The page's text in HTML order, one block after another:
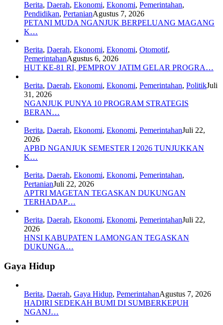
Berita, Daerah, Ekonomi, Ekonomi, Pemerintahan,
Pendidikan, PertanianAgustus 7, 2026
PETANI MUDA NGANJUK BERPELUANG MAGANG
K…
Berita, Daerah, Ekonomi, Ekonomi, Otomotif,
PemerintahanAgustus 6, 2026
HUT KE-81 RI, PEMPROV JATIM GELAR PROGRA…
Berita, Daerah, Ekonomi, Ekonomi, Pemerintahan, PolitikJuli
31, 2026
NGANJUK PUNYA 10 PROGRAM STRATEGIS
BERAN…
Berita, Daerah, Ekonomi, Ekonomi, PemerintahanJuli 22,
2026
APBD NGANJUK SEMESTER I 2026 TUNJUKKAN
K…
Berita, Daerah, Ekonomi, Ekonomi, Pemerintahan,
PertanianJuli 22, 2026
APTRI MAGETAN TEGASKAN DUKUNGAN
TERHADAP…
Berita, Daerah, Ekonomi, Ekonomi, PemerintahanJuli 22,
2026
HNSI KABUPATEN LAMONGAN TEGASKAN
DUKUNGA…
Gaya Hidup
Berita, Daerah, Gaya Hidup, PemerintahanAgustus 7, 2026
HADIRI SEDEKAH BUMI DI SUMBERKEPUH
NGANJ…